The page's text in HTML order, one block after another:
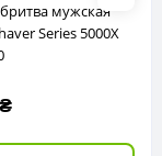
мужская
Series 5000X